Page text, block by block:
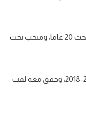
وانتقل ثورب للعمل مع منتخب الدنمارك تحت 20 عاما، ومتخب تحت
توروب تولى تدريب ميتيلاند بين عامي 2015-2018، وحقق معه لقب